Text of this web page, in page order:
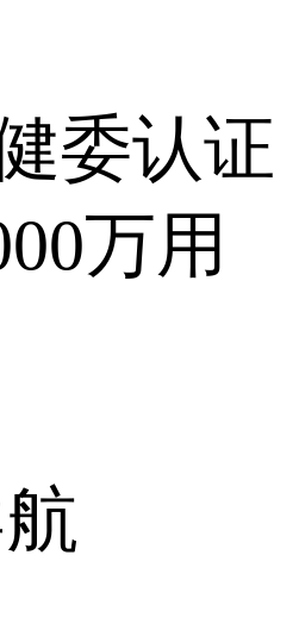
委认证
万用